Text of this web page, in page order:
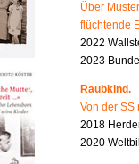
Über
flüchtende
2022
2023
Raubkind.
Von der SS
2018
2020